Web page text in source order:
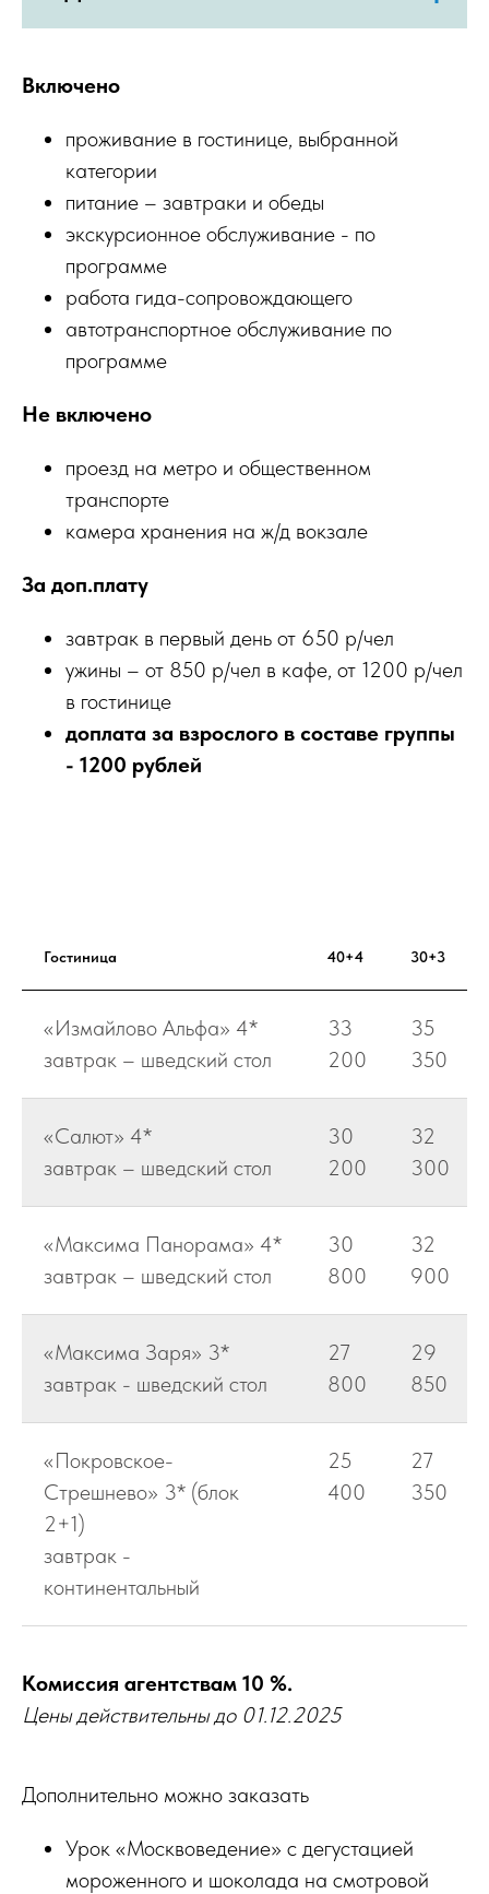
Включено
проживание в гостинице, выбранной
категории
питание – завтраки и обеды
экскурсионное обслуживание - по
программе
работа гида-сопровождающего
автотранспортное обслуживание по
программе
Не включено
проезд на метро и общественном
транспорте
камера хранения на ж/д вокзале
За доп.плату
завтрак в первый день от 650 р/чел
ужины – от 850 р/чел в кафе, от 1200 р/чел
в гостинице
доплата за взрослого в составе группы
- 1200 рублей
Гостиница 40+4 30+3
«Измайлово Альфа» 4*
завтрак – шведский стол
33
200
35
350
«Салют» 4*
завтрак – шведский стол
30
200
32
300
«Максима Панорама» 4*
завтрак – шведский стол
30
800
32
900
«Максима Заря» 3*
завтрак - шведский стол
27
800
29
850
«Покровское-
Стрешнево» 3* (блок
2+1)
завтрак -
континентальный
25
400
27
350
Комиссия агентствам 10 %.
Цены действительны до 01.12.2025
Дополнительно можно заказать
Урок «Москвоведение» с дегустацией
мороженного и шоколада на смотровой